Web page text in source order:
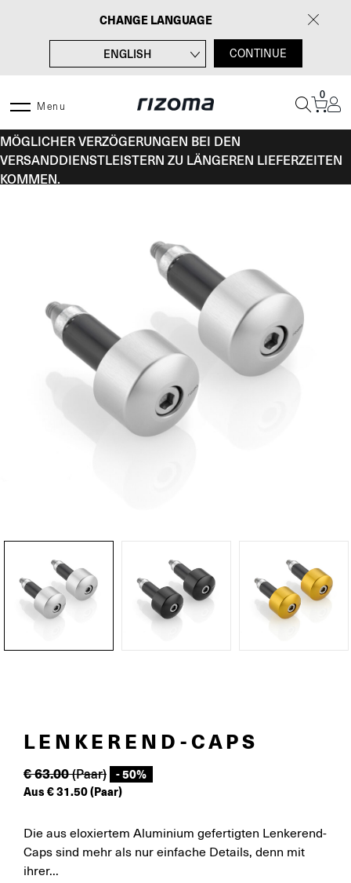
CHANGE LANGUAGE
ENGLISH
ITALIANO
ESPAÑOL
CONTINUE
Menu
0
MÖGLICHER VERZÖGERUNGEN BEI DEN
VERSANDDIENSTLEISTERN ZU LÄNGEREN LIEFERZEITEN
KOMMEN.
LENKEREND-CAPS
€63.00(Paar) - 50%
Aus€31.50(Paar)
Die aus eloxiertem Aluminium gefertigten Lenkerend-
Caps sind mehr als nur einfache Details, denn mit
ihrer...